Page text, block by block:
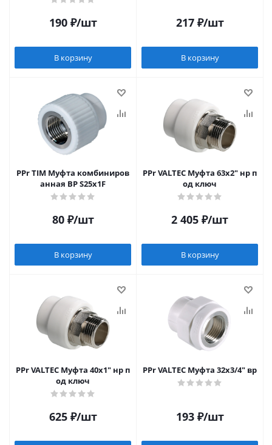
190₽/шт
В корзину
217₽/шт
В корзину
PPr TIM Муфта комбиниров
анная ВР S25х1F
80₽/шт
В корзину
PPr VALTEC Муфта 63х2" нр п
од ключ
2 405 ₽/шт
В корзину
PPr VALTEC Муфта 40х1" нр п
од ключ
625₽/шт
PPr VALTEC Муфта 32х3/4" вр
193₽/шт